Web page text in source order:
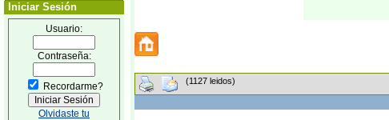
Iniciar Sesión
Usuario:
Contraseña:
Recordarme?
Olvidaste tu
(1127 leidos)